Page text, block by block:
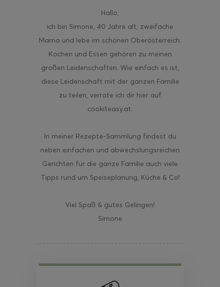
Hallo,
ich bin Simone, 40 Jahre alt, zweifache
Mama und lebe im schönen Oberösterreich.
Kochen und Essen gehören zu meinen
großen Leidenschaften. Wie einfach es ist,
diese Leidenschaft mit der ganzen Familie
zu teilen, verrate ich dir hier auf
cookiteasy.at.
In meiner Rezepte-Sammlung findest du
neben einfachen und abwechslungsreichen
Gerichten für die ganze Familie auch viele
Tipps rund um Speiseplanung, Küche & Co!
Viel Spaß & gutes Gelingen!
Simone